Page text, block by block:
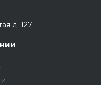
д. 127